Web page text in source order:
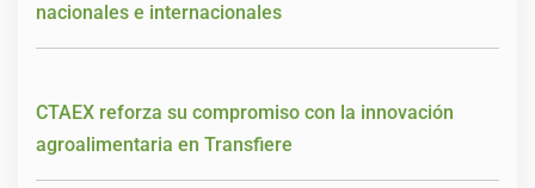
nacionales e internacionales
CTAEX reforza su compromiso con la innovación
agroalimentaria en Transfiere